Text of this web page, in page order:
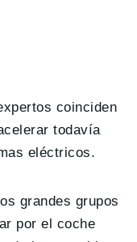
coinciden
todavía
eléctricos.
grandes grupos
por el coche